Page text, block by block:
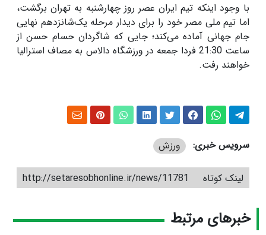
با وجود اینکه تیم ایران عصر روز چهارشنبه به تهران برگشت،
اما تیم ملی مصر خود را برای دیدار مرحله یک‌شانزدهم نهایی
جام جهانی آماده می‌کند؛ جایی که شاگردان حسام حسن از
ساعت 21:30 فردا جمعه در ورزشگاه دالاس به مصاف استرالیا
خواهند رفت.
سرویس خبری: ورزش
لینک کوتاه http://setaresobhonline.ir/news/11781
خبرهای مرتبط